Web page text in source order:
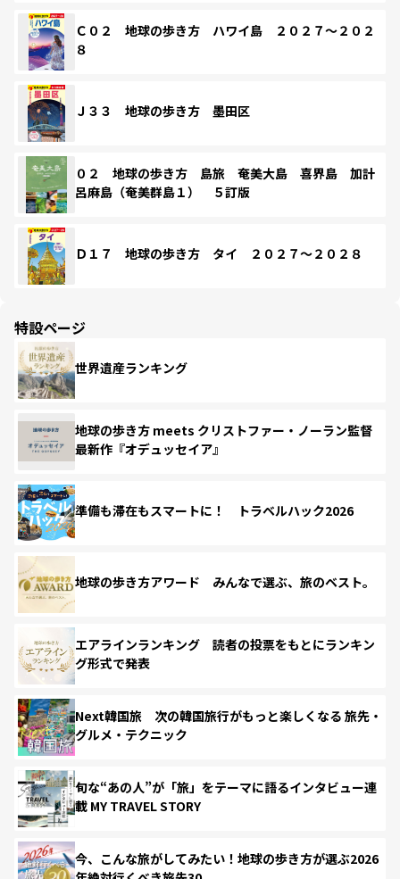
Ｃ０２ 地球の歩き方 ハワイ島 ２０２７～２０２
８
Ｊ３３ 地球の歩き方 墨田区
０２ 地球の歩き方 島旅 奄美大島 喜界島 加計
呂麻島（奄美群島１） ５訂版
Ｄ１７ 地球の歩き方 タイ ２０２７～２０２８
特設ページ
世界遺産ランキング
地球の歩き方 meets クリストファー・ノーラン監督
最新作『オデュッセイア』
準備も滞在もスマートに！ トラベルハック2026
地球の歩き方アワード みんなで選ぶ、旅のベスト。
エアラインランキング 読者の投票をもとにランキン
グ形式で発表
Next韓国旅 次の韓国旅行がもっと楽しくなる 旅先・
グルメ・テクニック
旬な“あの人”が「旅」をテーマに語るインタビュー連
載 MY TRAVEL STORY
今、こんな旅がしてみたい！地球の歩き方が選ぶ2026